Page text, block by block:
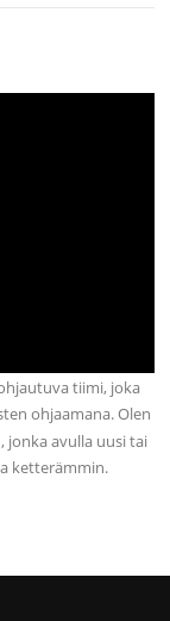
tiimi, joka
ohjaamana. Olen
, jonka avulla uusi tai
ketterämmin.